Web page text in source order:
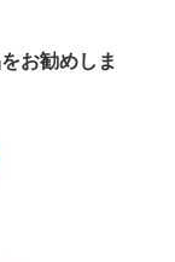
お勧めしま